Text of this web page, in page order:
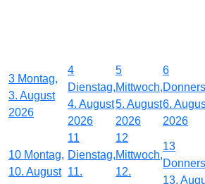
3 Montag,
3. August
2026
4
Dienstag,
4. August
2026
5
Mittwoch,
5. August
2026
6
6.
2026
10 Montag,
10. August
11
Dienstag,
11.
12
Mittwoch,
12.
13
13.